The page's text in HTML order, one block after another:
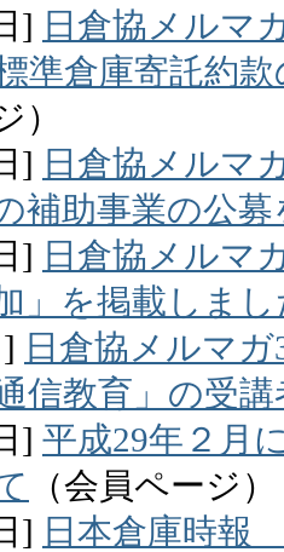
] 日倉協メルマ
準倉庫寄託約
）
] 日倉協メルマ
補助事業の公
] 日倉協メルマ
」を掲載しまし
日倉協メルマ
信教育」の受
] 平成29年２月
（会員ページ）
] 日本倉庫時報